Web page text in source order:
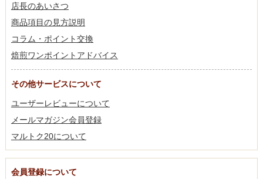
店長のあいさつ
商品項目の見方説明
コラム・ポイント交換
焙煎ワンポイントアドバイス
その他サービスについて
ユーザーレビューについて
メールマガジン会員登録
マルトク20について
会員登録について